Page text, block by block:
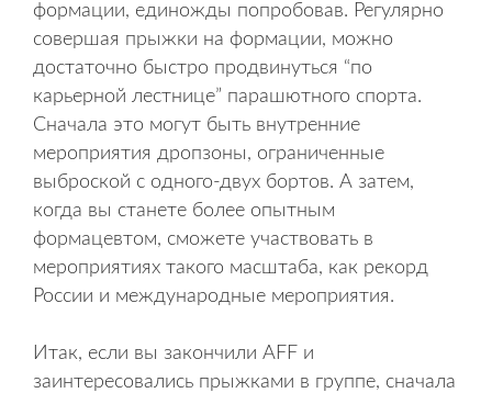
формации, единожды попробовав. Регулярно
совершая прыжки на формации, можно
достаточно быстро продвинуться “по
карьерной лестнице” парашютного спорта.
Сначала это могут быть внутренние
мероприятия дропзоны, ограниченные
выброской с одного-двух бортов. А затем,
когда вы станете более опытным
формацевтом, сможете участвовать в
мероприятиях такого масштаба, как рекорд
России и международные мероприятия.
Итак, если вы закончили AFF и
заинтересовались прыжками в группе, сначала